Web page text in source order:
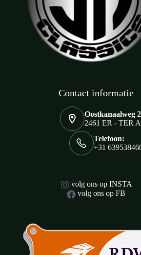
Contact informatie
Oostkanaalweg
2461 ER - TER
Telefoon:
+31
volg ons op INSTA
volg ons op FB